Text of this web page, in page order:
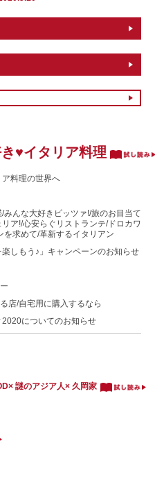
♥イタリア料理
料理の世界へ
んな大好きピッツァ!/旅のお目当て
ア!/心安らぐリストランテ/ドロカワ
求めて/革新するイタリアン
しもう♪」キャンペーンのお知らせ
店/自宅用に購入するなら
についてのお知らせ
謎のアジア人× 久岡家